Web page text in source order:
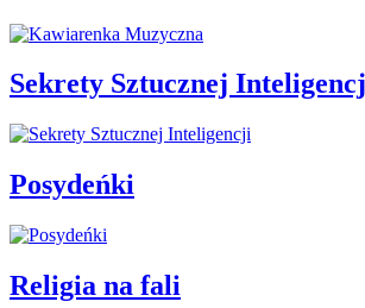
Sekrety Sztucznej
Posydeńki
Religia na fali